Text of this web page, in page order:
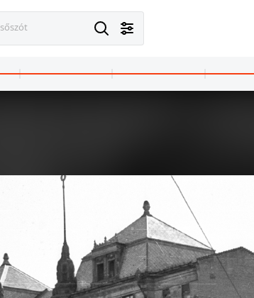
51/a sz. alatti lakás, diafilm vetítés. (Robin Hood).
1958 · Vácrátót
Botanikus Kert.